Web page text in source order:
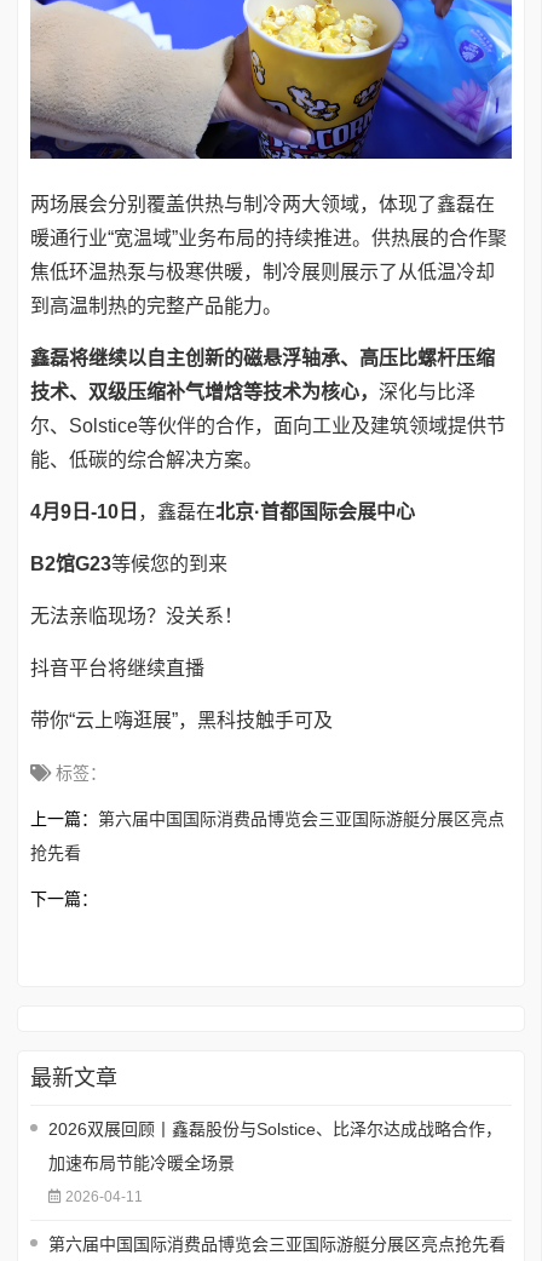
两场展会分别覆盖供热与制冷两大领域，体现了鑫磊在
暖通行业“宽温域”业务布局的持续推进。供热展的合作聚
焦低环温热泵与极寒供暖，制冷展则展示了从低温冷却
到高温制热的完整产品能力。
鑫磊将继续以自主创新的磁悬浮轴承、高压比螺杆压缩
技术、双级压缩补气增焓等技术为核心， 深化与比泽
尔、Solstice等伙伴的合作，面向工业及建筑领域提供节
能、低碳的综合解决方案。
4月9日-10日 ，鑫磊在北京·首都国际会展中心
B2馆G23等候您的到来
无法亲临现场？没关系！
抖音平台将继续直播
带你“云上嗨逛展”，黑科技触手可及
标签：
上一篇： 第六届中国国际消费品博览会三亚国际游艇分展区亮点
抢先看
下一篇：
最新文章
2026双展回顾丨鑫磊股份与Solstice、比泽尔达成战略合作，
加速布局节能冷暖全场景
2026-04-11
第六届中国国际消费品博览会三亚国际游艇分展区亮点抢先看